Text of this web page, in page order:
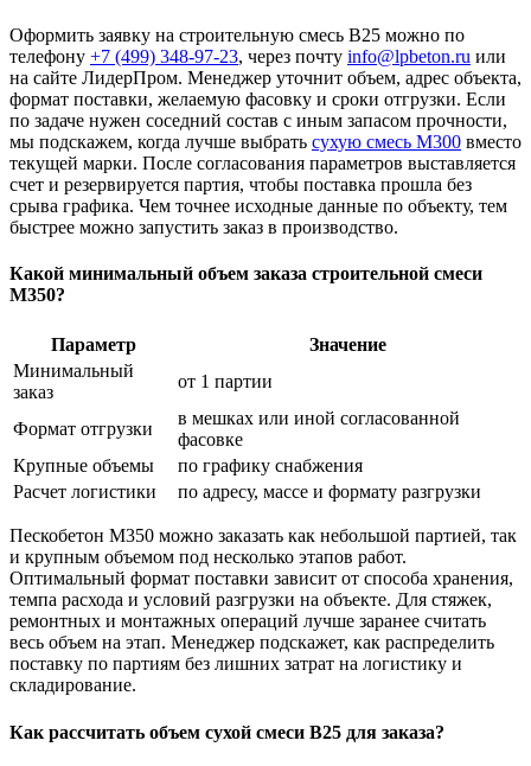
Оформить заявку на строительную смесь В25 можно по
телефону +7 (499) 348-97-23, через почту info@lpbeton.ru или
на сайте ЛидерПром. Менеджер уточнит объем, адрес объекта,
формат поставки, желаемую фасовку и сроки отгрузки. Если
по задаче нужен соседний состав с иным запасом прочности,
мы подскажем, когда лучше выбрать сухую смесь М300 вместо
текущей марки. После согласования параметров выставляется
счет и резервируется партия, чтобы поставка прошла без
срыва графика. Чем точнее исходные данные по объекту, тем
быстрее можно запустить заказ в производство.
Какой минимальный объем заказа строительной смеси
М350?
Параметр
Значение
Минимальный
заказ
от 1 партии
Формат отгрузки
в мешках или иной согласованной
фасовке
Крупные объемы
по графику снабжения
Расчет логистики
по адресу, массе и формату разгрузки
Пескобетон М350 можно заказать как небольшой партией, так
и крупным объемом под несколько этапов работ.
Оптимальный формат поставки зависит от способа хранения,
темпа расхода и условий разгрузки на объекте. Для стяжек,
ремонтных и монтажных операций лучше заранее считать
весь объем на этап. Менеджер подскажет, как распределить
поставку по партиям без лишних затрат на логистику и
складирование.
Как рассчитать объем сухой смеси В25 для заказа?